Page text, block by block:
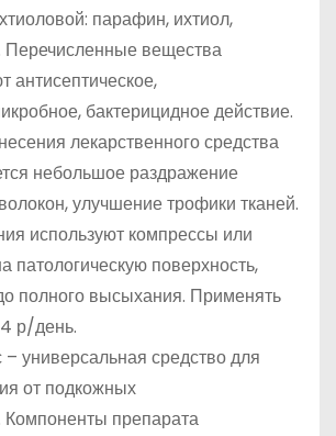
парафин, ихтиол,
Перечисленные вещества
антисептическое,
бактерицидное действие.
лекарственного средства
небольшое раздражение
улучшение трофики тканей.
используют компрессы или
патологическую поверхность,
полного высыхания. Применять
р/день.
универсальная средство для
от подкожных
Компоненты препарата